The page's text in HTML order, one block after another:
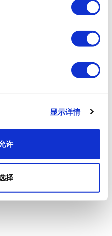
显示详情
许
择